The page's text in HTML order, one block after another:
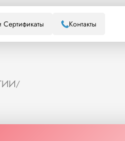
Сертификаты Контакты
/